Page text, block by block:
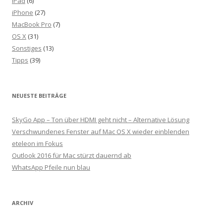
iPhone (27)
MacBook Pro (7)
OS X (31)
Sonstiges (13)
Tipps (39)
NEUESTE BEITRÄGE
SkyGo App – Ton über HDMI geht nicht – Alternative Lösung
Verschwundenes Fenster auf Mac OS X wieder einblenden
eteleon im Fokus
Outlook 2016 für Mac stürzt dauernd ab
WhatsApp Pfeile nun blau
ARCHIV